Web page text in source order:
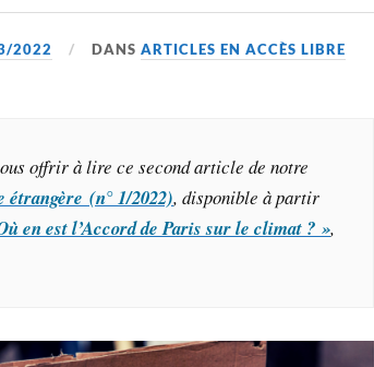
2022 DANSARTICLES EN ACCÈS LIBRE
offrir à lire ce second article de notre
étrangère (n° 1/2022), disponible à partir
en est l’Accord de Paris sur le climat ? »,